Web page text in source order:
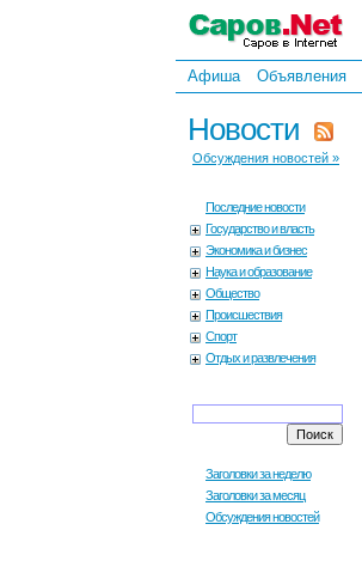
Афиша Объявления
Новости
Обсуждения новостей »
Последние новости
Государство и власть
Экономика и бизнес
Наука и образование
Общество
Происшествия
Спорт
Отдых и развлечения
Заголовки за неделю
Заголовки за месяц
Обсуждения новостей